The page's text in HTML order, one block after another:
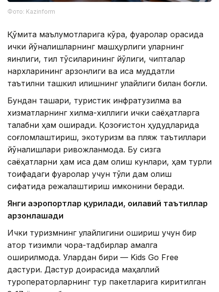
Фото: Kazinform
Қўмита маълумотларига кўра, фуқаролар орасида
ички йўналишларнинг машҳурлиги уларнинг
яқинлиги, тил тўсиқларининг йўқлиги, чипталар
нархларининг арзонлиги ва қисқа муддатли
таътилни ташкил қилишнинг қулайлиги билан боғлиқ.
Бундан ташқари, туристик инфратузилма ва
хизматларнинг хилма-хиллиги ички саёҳатларга
талабни ҳам оширади. Қозоғистон ҳудудларида
соғломлаштириш, экотуризм ва пляж таътиллари
йўналишлари ривожланмоқда. Бу сизга
саёҳатларни ҳам қисқа дам олиш кунлари, ҳам турли
тоифадаги фуқаролар учун тўлиқ дам олиш
сифатида режалаштириш имконини беради.
Янги аэропортлар қурилади, оилавий таътиллар
арзонлашади
Ички туризмнинг қулайлигини ошириш учун бир
қатор тизимли чора-тадбирлар амалга
оширилмоқда. Улардан бири — Kids Go Free
дастури. Дастур доирасида маҳаллий
туроператорларнинг тур пакетларига киритилган